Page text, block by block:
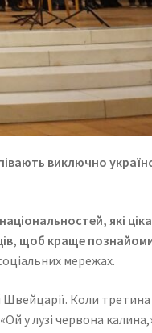
виключно
які
щоб краще
мережах.
Швейцарії. Коли
у лузі червона